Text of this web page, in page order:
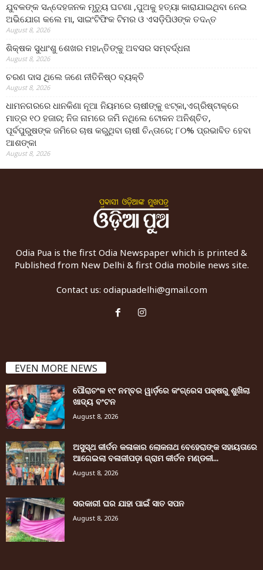
ଯୁବକଙ୍କ ସନ୍ଦେହଜନକ ମୃତ୍ୟୁ ଘଟଣା ,ପୁଅକୁ ହତ୍ୟା କାରାଯାଇଥିବା ନେଇ
ଅଭିଯୋଗ କଲେ ମା, ସାଇଂଟିଫିକ ଟିମର ଓ ଏସଡ଼ିପିଓଙ୍କ ତଦନ୍ତ
August 8, 2026
ଶିକ୍ଷକ ସୁଧାଂଶୁ ଶେଖର ମହାନ୍ତିଙ୍କୁ ଅବସର ସମ୍ବର୍ଦ୍ଧନା
August 8, 2026
ଚରଣ ଦାସ ଥିଲେ ଜଣେ ନୀତିନିଷ୍ଠ ବ୍ୟକ୍ତି
August 8, 2026
ଧାମନଗରରେ ଧାନକିଣା ନୂଆ ନିୟମରେ ଚାଷୀଙ୍କୁ ଝଟ୍‌କା,ଏଗ୍ରିଷ୍ଟାକ୍‌ରେ
ମାତ୍ର ୧୦ ହଜାର; ନିଜ ନାମରେ ଜମି ନଥିଲେ ଟୋକନ ଅନିଶ୍ଚିତ,
ପୂର୍ବପୁରୁଷଙ୍କ ଜମିରେ ଚାଷ କରୁଥିବା ଚାଷୀ ଚିନ୍ତାରେ; ୮୦% ପ୍ରଭାବିତ ହେବା
ଆଶଙ୍କା
August 8, 2026
Odia Pua is the first Odia Newspaper which is printed &
Published from New Delhi & first Odia mobile news site.
Contact us: odiapuadelhi@gmail.com
EVEN MORE NEWS
ପୌରାଚଂଳ ୧୯ ନମ୍ବର ୱାର୍ଡ଼ରେ କଂଗ୍ରେସ ପକ୍ଷରୁ ଶୁଖିଲା
ଖାଦ୍ୟ ବଂଟନ
August 8, 2026
ଅସୁସ୍ଥ କୀର୍ତନ କଳାକାର ଲୋକନାଥ ବେହେରାଙ୍କ ସହାୟତାରେ
ଆଗେଇଲା ବଳାଜୀପଡ଼ା ଗ୍ରାମ କୀର୍ତନ ମଣ୍ଡଳୀ...
August 8, 2026
ସରକାରୀ ଘର ଯାହା ପାଇଁ ସାତ ସପନ
August 8, 2026